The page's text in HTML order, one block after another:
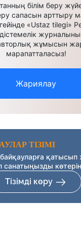
білім беру
сапасын арттыру
«Ustaz tilegi»
жұмысын
марапатталасыз!
Жариялау
ТІЗІМІ
Тізімді көру